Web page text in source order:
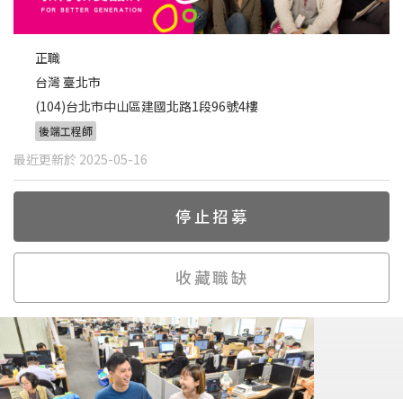
正職
台灣 臺北市
(104)台北市中山區建國北路1段96號4樓
後端工程師
最近更新於 2025-05-16
停止招募
收藏職缺